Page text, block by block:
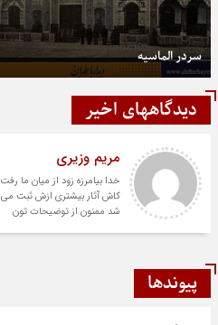
سردر الماسیه
دیدگاههای اخیر
مریم وزیری
خدا بیامرزه زود از میان ما رفت
کاش آثار بیشتری ازش ثبت می
شد ممنون از توضیحات تون
پیوندها